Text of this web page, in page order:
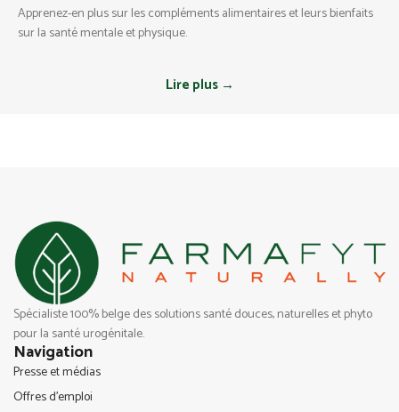
Apprenez-en plus sur les compléments alimentaires et leurs bienfaits
sur la santé mentale et physique.
Lire plus →
Spécialiste 100% belge des solutions santé douces, naturelles et phyto
pour la santé urogénitale.
Navigation
Presse et médias
Offres d’emploi